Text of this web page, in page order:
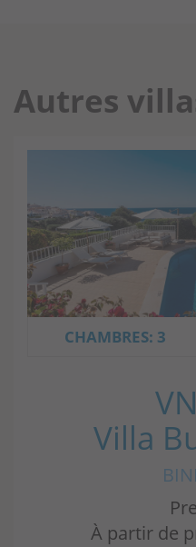
Autres
CHAMBRES: 3
Villa
À partir de